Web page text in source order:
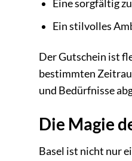
Eine sorgfältig
Ein stilvolles
Der Gutschein ist
bestimmten
und Bedürfnisse
Die Magie
Basel ist nicht nur